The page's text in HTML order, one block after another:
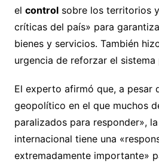
el controlsobre los territorios
críticas del país» para
bienes y servicios. También
urgencia de reforzar el
El experto afirmó que, a pesar
geopolítico en el que muchos
paralizados para responder»,
internacional tiene una
extremadamente importante»